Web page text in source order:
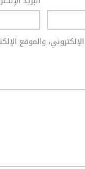
والموقع